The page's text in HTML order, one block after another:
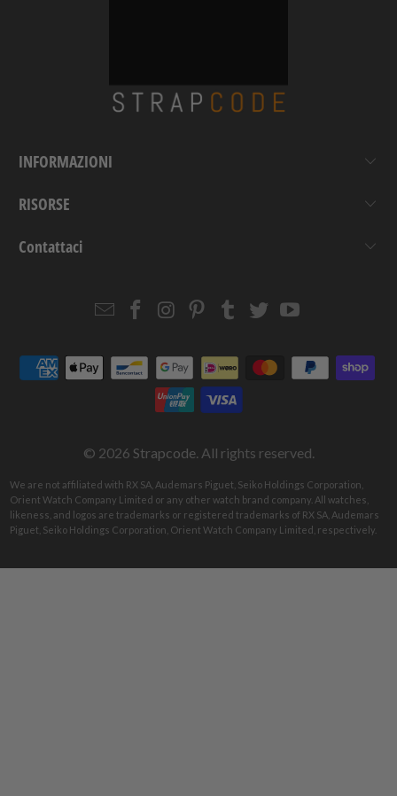
INFORMAZIONI
RISORSE
Contattaci
EmailStrapcode
Facebook
Strapcode
Instagram
Strapcode
Pinterest
Strapcode
Tumblr
Strapcode
TwitterYouTube
© 2026 Strapcode. All rights reserved.
We are not affiliated with RX SA, Audemars Piguet, Seiko Holdings Corporation,
Orient Watch Company Limited or any other watch brand company. All watches,
likeness, and logos are trademarks or registered trademarks of RX SA, Audemars
Piguet, Seiko Holdings Corporation, Orient Watch Company Limited, respectively.